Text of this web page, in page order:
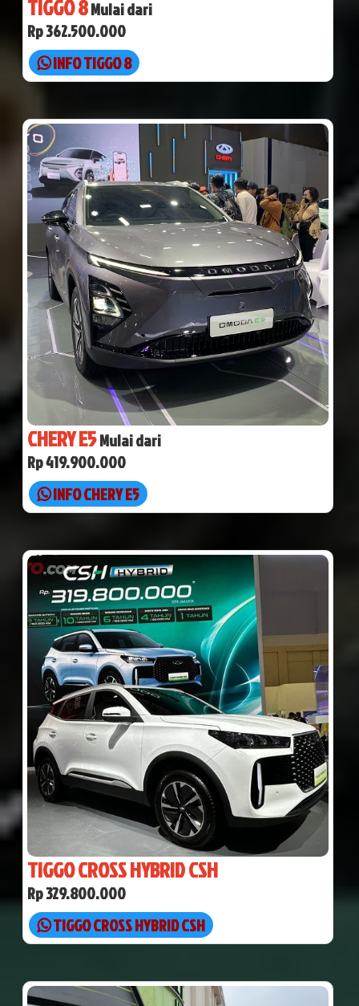
TIGGO 8Mulai dari
Rp 362.500.000
INFO TIGGO 8
CHERY E5Mulai dari
Rp 419.900.000
INFO CHERY E5
TIGGO CROSS HYBRID CSH
Rp 329.800.000
TIGGO CROSS HYBRID CSH